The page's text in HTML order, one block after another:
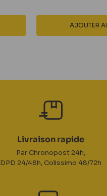
AJOUTER
Livraison rapide
Par Chronopost 24h,
DPD 24/48h, Colissimo 48/72h